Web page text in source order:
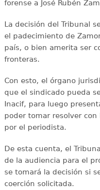
forense a José Rubén
La decisión del Tribunal
el padecimiento de
país, o bien amerita ser
fronteras.
Con esto, el órgano
que el sindicado pueda
Inacif, para luego
poder tomar resolver
por el periodista.
De esta cuenta, el
de la audiencia para el
se tomará la decisión si
coerción solicitada.